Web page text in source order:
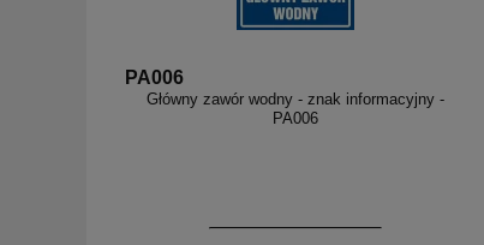
PA006
Główny zawór wodny - znak informacyjny -
PA006